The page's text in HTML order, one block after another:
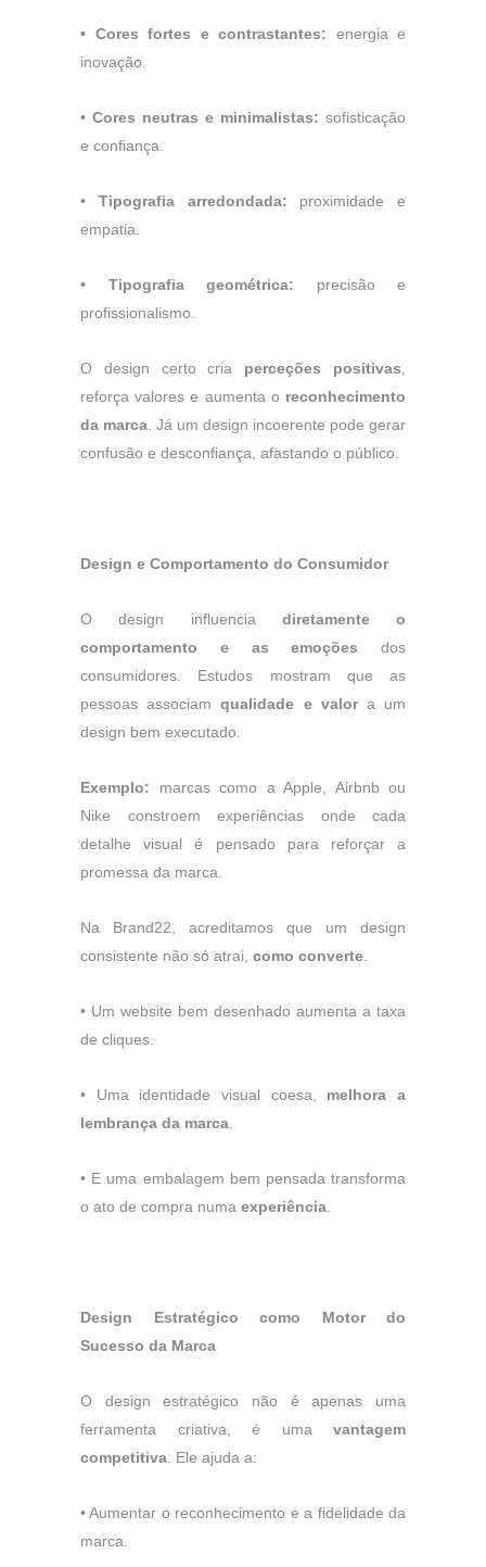
• Cores fortes e contrastantes: energia e
inovação.
• Cores neutras e minimalistas: sofisticação
e confiança.
• Tipografia arredondada: proximidade e
empatia.
• Tipografia geométrica: precisão e
profissionalismo.
O design certo cria perceções positivas
reforça valores e aumenta o reconhecimento
da marca . Já um design incoerente pode gerar
confusão e desconfiança, afastando o público.
Design e Comportamento do Consumidor
O design influencia diretamente o
comportamento e as emoções dos
consumidores. Estudos mostram que as
pessoas associamqualidade e valora um
design bem executado.
Exemplo: marcas como a Apple, Airbnb ou
Nike constroem experiências onde cada
detalhe visual é pensado para reforçar a
promessa da marca.
Na Brand22, acreditamos que um design
consistente não só atrai, como converte
• Um website bem desenhado aumenta a taxa
de cliques.
• Uma identidade visual coesa, melhora a
lembrança da marca
• E uma embalagem bem pensada transforma
o ato de compra numa experiência
Design Estratégico como Motor do
Sucesso da Marca
O design estratégico não é apenas uma
ferramenta criativa, é uma vantagem
competitiva . Ele ajuda a:
•Aumentar o reconhecimento e a fidelidade da
marca.